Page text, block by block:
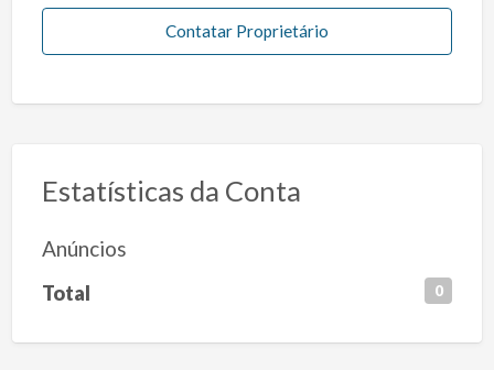
Contatar Proprietário
Estatísticas da Conta
Anúncios
Total 0